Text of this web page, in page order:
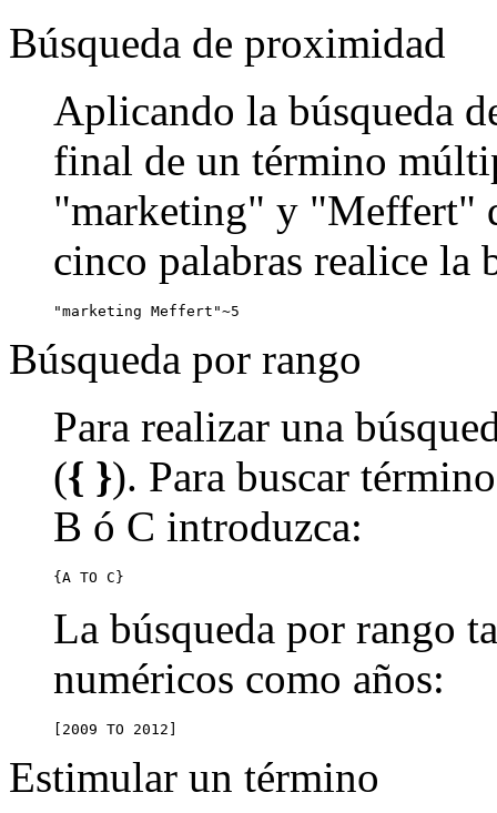
Búsqueda de proximidad
Aplicando la búsqueda
final de un término
"marketing" y "Meffert"
cinco palabras realice la
"marketing Meffert"~5
Búsqueda por rango
Para realizar una
({ }). Para buscar
B ó C introduzca:
{A TO C}
La búsqueda por rango
numéricos como años:
[2009 TO 2012]
Estimular un término